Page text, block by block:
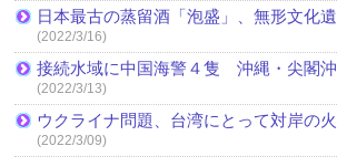
日本最古の蒸留酒「泡盛」、無形文化
(2022/3/16)
接続水域に中国海警４隻 沖縄・尖閣沖
(2022/3/13)
ウクライナ問題、台湾にとって対岸の
(2022/3/09)